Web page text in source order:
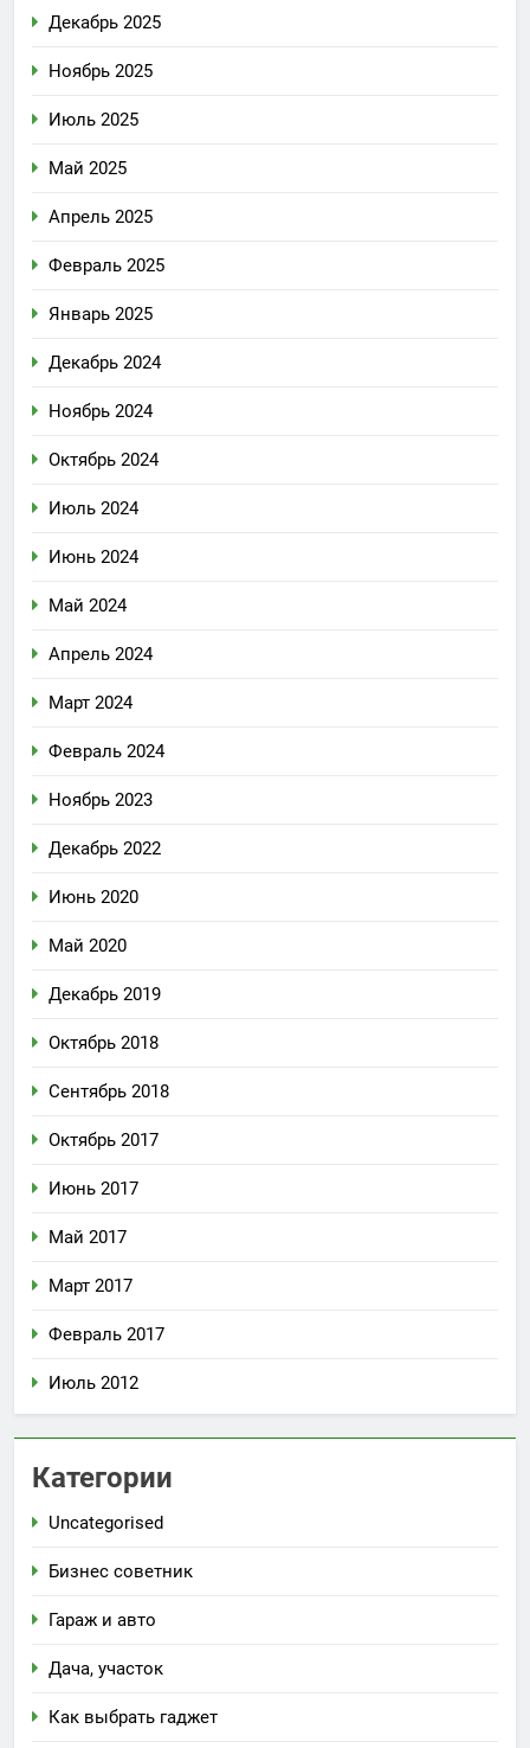
Декабрь 2025
Ноябрь 2025
Июль 2025
Май 2025
Апрель 2025
Февраль 2025
Январь 2025
Декабрь 2024
Ноябрь 2024
Октябрь 2024
Июль 2024
Июнь 2024
Май 2024
Апрель 2024
Март 2024
Февраль 2024
Ноябрь 2023
Декабрь 2022
Июнь 2020
Май 2020
Декабрь 2019
Октябрь 2018
Сентябрь 2018
Октябрь 2017
Июнь 2017
Май 2017
Март 2017
Февраль 2017
Июль 2012
Категории
Uncategorised
Бизнес советник
Гараж и авто
Дача, участок
Как выбрать гаджет